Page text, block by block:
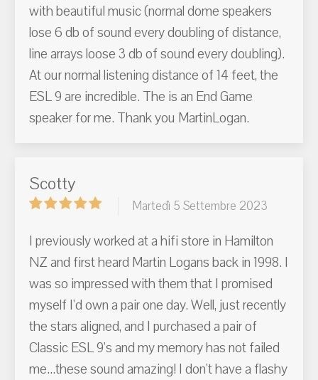
with beautiful music (normal dome speakers
lose 6 db of sound every doubling of distance,
line arrays loose 3 db of sound every doubling).
At our normal listening distance of 14 feet, the
ESL 9 are incredible. The is an End Game
speaker for me. Thank you MartinLogan.
Scotty
Martedì 5 Settembre 2023
I previously worked at a hifi store in Hamilton
NZ and first heard Martin Logans back in 1998. I
was so impressed with them that I promised
myself I'd own a pair one day. Well, just recently
the stars aligned, and I purchased a pair of
Classic ESL 9's and my memory has not failed
me...these sound amazing! I don't have a flashy